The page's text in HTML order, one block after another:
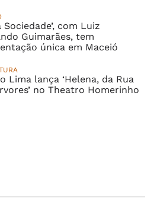
Sociedade’, com Luiz
Guimarães, tem
única em Maceió
Lima lança ‘Helena, da Rua
no Theatro Homerinho